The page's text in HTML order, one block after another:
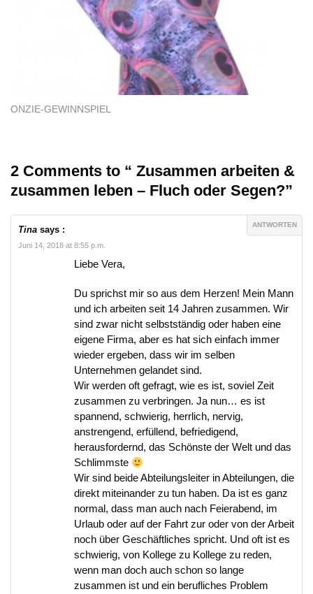
ONZIE-GEWINNSPIEL
2 Comments to “ Zusammen arbeiten &
zusammen leben – Fluch oder Segen?”
Tina says : ANTWORTEN
Juni 14, 2018 at 8:55 p.m.
Liebe Vera,
Du sprichst mir so aus dem Herzen! Mein Mann
und ich arbeiten seit 14 Jahren zusammen. Wir
sind zwar nicht selbstständig oder haben eine
eigene Firma, aber es hat sich einfach immer
wieder ergeben, dass wir im selben
Unternehmen gelandet sind.
Wir werden oft gefragt, wie es ist, soviel Zeit
zusammen zu verbringen. Ja nun… es ist
spannend, schwierig, herrlich, nervig,
anstrengend, erfüllend, befriedigend,
herausfordernd, das Schönste der Welt und das
Schlimmste
Wir sind beide Abteilungsleiter in Abteilungen, die
direkt miteinander zu tun haben. Da ist es ganz
normal, dass man auch nach Feierabend, im
Urlaub oder auf der Fahrt zur oder von der Arbeit
noch über Geschäftliches spricht. Und oft ist es
schwierig, von Kollege zu Kollege zu reden,
wenn man doch auch schon so lange
zusammen ist und ein berufliches Problem